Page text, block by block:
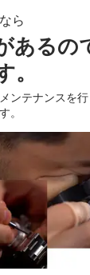
ら
あるの
。
ンテナンスを
。